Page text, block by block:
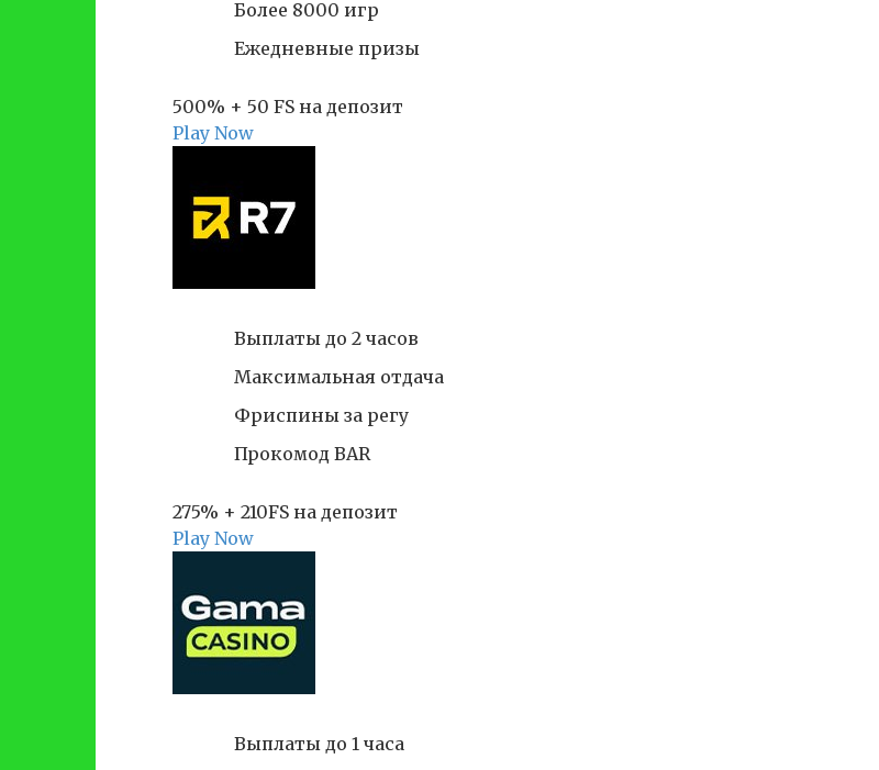
Более 8000 игр
Ежедневные призы
500% + 50 FS на депозит
Play Now
Выплаты до 2 часов
Максимальная отдача
Фриспины за регу
Прокомод BAR
275% + 210FS на депозит
Play Now
Выплаты до 1 часа